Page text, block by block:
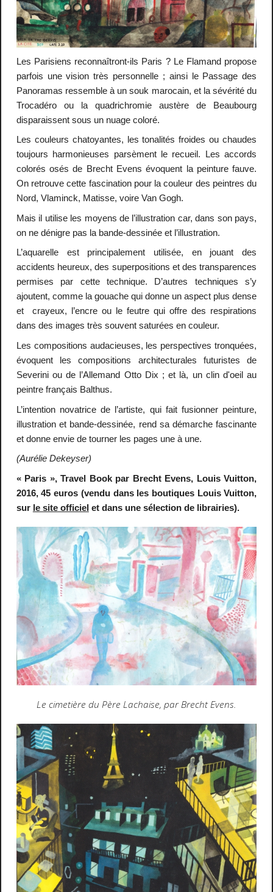
Les Parisiens reconnaîtront-ils Paris ? Le Flamand propose
parfois une vision très personnelle ; ainsi le Passage des
Panoramas ressemble à un souk marocain, et la sévérité du
Trocadéro ou la quadrichromie austère de Beaubourg
disparaissent sous un nuage coloré.
Les couleurs chatoyantes, les tonalités froides ou chaudes
toujours harmonieuses parsèment le recueil. Les accords
colorés osés de Brecht Evens évoquent la peinture fauve.
On retrouve cette fascination pour la couleur des peintres du
Nord, Vlaminck, Matisse, voire Van Gogh.
Mais il utilise les moyens de l’illustration car, dans son pays,
on ne dénigre pas la bande-dessinée et l’illustration.
L’aquarelle est principalement utilisée, en jouant des
accidents heureux, des superpositions et des transparences
permises par cette technique. D’autres techniques s’y
ajoutent, comme la gouache qui donne un aspect plus dense
et crayeux, l’encre ou le feutre qui offre des respirations
dans des images très souvent saturées en couleur.
Les compositions audacieuses, les perspectives tronquées,
évoquent les compositions architecturales futuristes de
Severini ou de l’Allemand Otto Dix ; et là, un clin d'oeil au
peintre français Balthus.
L’intention novatrice de l’artiste, qui fait fusionner peinture,
illustration et bande-dessinée, rend sa démarche fascinante
et donne envie de tourner les pages une à une.
(Aurélie Dekeyser)
« Paris », Travel Book par Brecht Evens, Louis Vuitton,
2016, 45 euros (vendu dans les boutiques Louis Vuitton,
sur le site officielet dans une sélection de librairies).
Le cimetière du Père Lachaise, par Brecht Evens.